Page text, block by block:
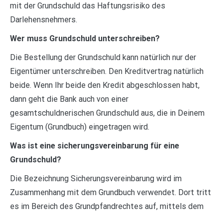
mit der Grundschuld das Haftungsrisiko des
Darlehensnehmers.
Wer muss Grundschuld unterschreiben?
Die Bestellung der Grundschuld kann natürlich nur der
Eigentümer unterschreiben. Den Kreditvertrag natürlich
beide. Wenn Ihr beide den Kredit abgeschlossen habt,
dann geht die Bank auch von einer
gesamtschuldnerischen Grundschuld aus, die in Deinem
Eigentum (Grundbuch) eingetragen wird.
Was ist eine sicherungsvereinbarung für eine
Grundschuld?
Die Bezeichnung Sicherungsvereinbarung wird im
Zusammenhang mit dem Grundbuch verwendet. Dort tritt
es im Bereich des Grundpfandrechtes auf, mittels dem